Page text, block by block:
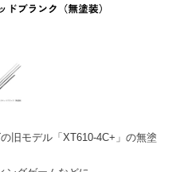
旧モデル「XT610-4C+」の無塗